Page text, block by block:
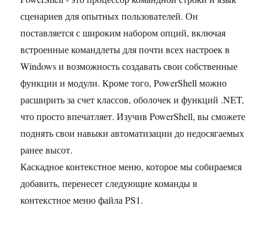
сценариев для опытных пользователей. Он
поставляется с широким набором опций, включая
встроенные командлеты для почти всех настроек в
Windows и возможность создавать свои собственные
функции и модули. Кроме того, PowerShell можно
расширить за счет классов, оболочек и функций .NET,
что просто впечатляет. Изучив PowerShell, вы сможете
поднять свои навыки автоматизации до недосягаемых
ранее высот.
Каскадное контекстное меню, которое мы собираемся
добавить, перенесет следующие команды в
контекстное меню файла PS1.